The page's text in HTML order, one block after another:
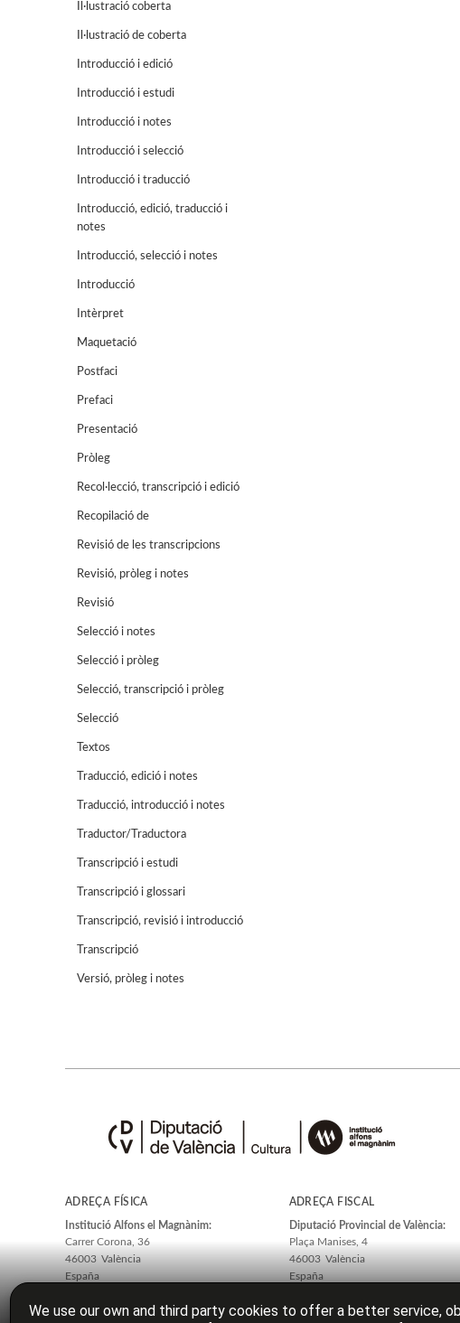
Il·lustració coberta
Il·lustració de coberta
Introducció i edició
Introducció i estudi
Introducció i notes
Introducció i selecció
Introducció i traducció
Introducció, edició, traducció i
notes
Introducció, selecció i notes
Introducció
Intèrpret
Maquetació
Postfaci
Prefaci
Presentació
Pròleg
Recol·lecció, transcripció i edició
Recopilació de
Revisió de les transcripcions
Revisió, pròleg i notes
Revisió
Selecció i notes
Selecció i pròleg
Selecció, transcripció i pròleg
Selecció
Textos
Traducció, edició i notes
Traducció, introducció i notes
Traductor/Traductora
Transcripció i estudi
Transcripció i glossari
Transcripció, revisió i introducció
Transcripció
Versió, pròleg i notes
ADREÇA FÍSICA
Institució Alfons el Magnànim:
Carrer Corona, 36
46003 València
España
ADREÇA FISCAL
Diputació Provincial de València:
Plaça Manises, 4
46003 València
España
We use our own and third party cookies to offer a better service,